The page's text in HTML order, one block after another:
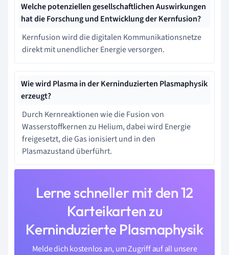
Welche potenziellen gesellschaftlichen Auswirkungen
hat die Forschung und Entwicklung der Kernfusion?
Kernfusion wird die digitalen Kommunikationsnetze
direkt mit unendlicher Energie versorgen.
Wie wird Plasma in der Kerninduzierten Plasmaphysik
erzeugt?
Durch Kernreaktionen wie die Fusion von
Wasserstoffkernen zu Helium, dabei wird Energie
freigesetzt, die Gas ionisiert und in den
Plasmazustand überführt.
Lerne schneller mit den 12
Karteikarten zu
Kerninduzierte Plasmaphysik
Melde dich kostenlos an, um Zugriff auf all unsere